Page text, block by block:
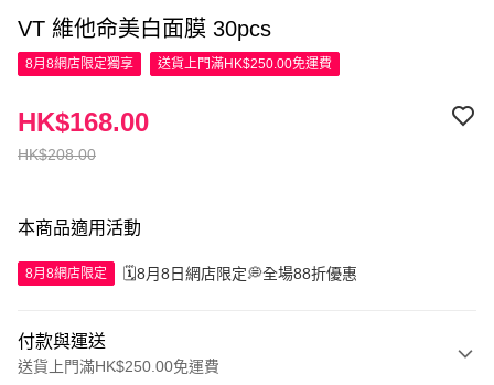
VT 維他命美白面膜 30pcs
8月8網店限定獨享 送貨上門滿HK$250.00免運費
HK$208.00
HK$168.00
本商品適用活動
8月8網店限定 🗓️8月8日網店限定💭全場88折優惠
付款與運送
送貨上門滿HK$250.00免運費